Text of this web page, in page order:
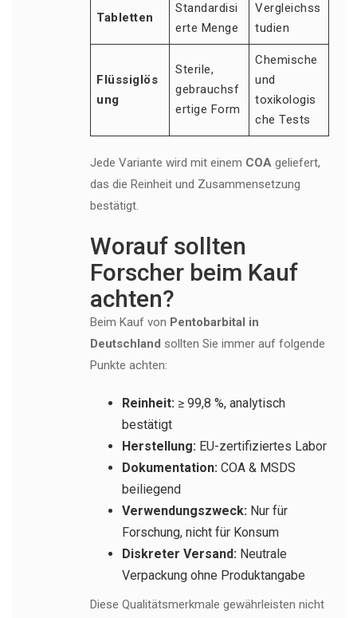
Tabletten
Standardisi
erte Menge
Vergleichss
tudien
Flüssiglös
ung
Sterile,
gebrauchsf
ertige Form
Chemische
und
toxikologis
che Tests
Jede Variante wird mit einem COAgeliefert,
das die Reinheit und Zusammensetzung
bestätigt.
Worauf sollten
Forscher beim Kauf
achten?
Beim Kauf von Pentobarbital in
Deutschland sollten Sie immer auf folgende
Punkte achten:
Reinheit:≥ 99,8 %, analytisch
bestätigt
Herstellung:EU-zertifiziertes Labor
Dokumentation:COA & MSDS
beiliegend
Verwendungszweck:Nur für
Forschung, nicht für Konsum
Diskreter Versand:Neutrale
Verpackung ohne Produktangabe
Diese Qualitätsmerkmale gewährleisten nicht